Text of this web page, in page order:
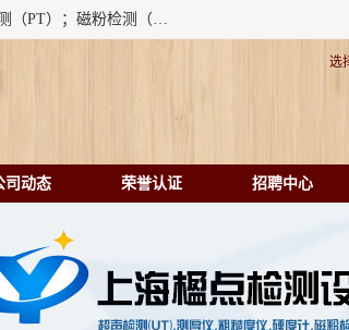
上海楹点检测设备有限公司提供的无损检测仪器设备包括：超声检测（UT）；射线检测（RT）；渗透检测（PT）；磁粉检测（MT）；涡流检测（ET）；化学用品（CH）、超声波相控阵、超声波测厚仪、超声导波、超声TOFD探伤仪、超声波探头、涡流探伤仪、涡流探头、涡流阵列、磁粉探伤机。代理以下品牌：汕超、美国GE(德国KK）、奥林巴斯（Olympus NDT）、美国磁通（Magnaflux）、DAKOTA等；
选
司动态 荣誉认证 招聘中心